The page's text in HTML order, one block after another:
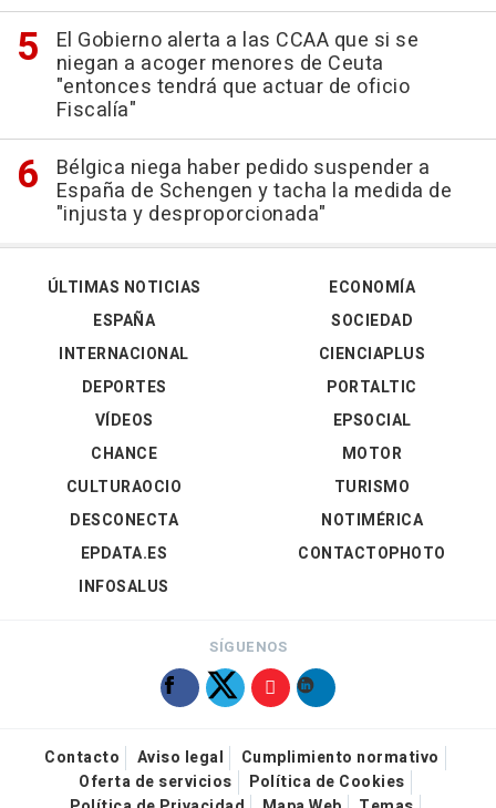
El Gobierno alerta a las CCAA que si se
niegan a acoger menores de Ceuta
"entonces tendrá que actuar de oficio
Fiscalía"
Bélgica niega haber pedido suspender a
España de Schengen y tacha la medida de
"injusta y desproporcionada"
ÚLTIMAS NOTICIAS
ESPAÑA
INTERNACIONAL
DEPORTES
VÍDEOS
ECONOMÍA
SOCIEDAD
CIENCIAPLUS
PORTALTIC
EPSOCIAL
CHANCE
CULTURAOCIO
DESCONECTA
EPDATA.ES
INFOSALUS
MOTOR
TURISMO
NOTIMÉRICA
CONTACTOPHOTO
SÍGUENOS
Contacto Aviso legal
Cumplimiento normativo
Oferta de servicios
Política de Cookies